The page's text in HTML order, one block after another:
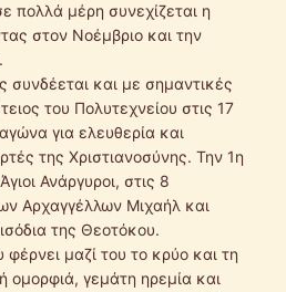
πολλά μέρη συνεχίζεται η
στον Νοέμβριο και την
συνδέεται και με σημαντικές
του Πολυτεχνείου στις 17
για ελευθερία και
της Χριστιανοσύνης. Την 1η
Ανάργυροι, στις 8
Αρχαγγέλλων Μιχαήλ και
της Θεοτόκου.
μαζί του το κρύο και τη
ομορφιά, γεμάτη ηρεμία και